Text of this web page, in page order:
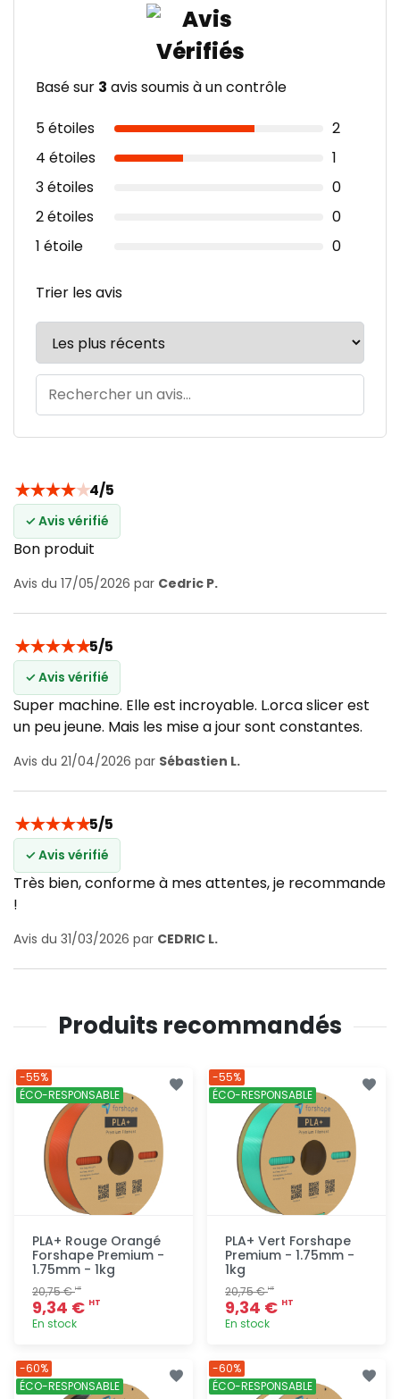
Basé sur 3 avis soumis à un contrôle
5 étoiles
2
4 étoiles
1
3 étoiles
0
2 étoiles
0
1 étoile
0
Trier les avis
★★★★★4/5
✓ Avis vérifié
Bon produit
Avis du 17/05/2026 par Cedric P.
★★★★★5/5
✓ Avis vérifié
Super machine. Elle est incroyable. L.orca slicer est
un peu jeune. Mais les mise a jour sont constantes.
Avis du 21/04/2026 par Sébastien L.
★★★★★5/5
✓ Avis vérifié
Très bien, conforme à mes attentes, je recommande
!
Avis du 31/03/2026 par CEDRIC L.
Produits recommandés
PLA+ Rouge Orangé
Forshape Premium -
1.75mm - 1kg
20,75 €HT
9,34 € HT
En stock
rapide
-55%
ÉCO-RESPONSABLE
PLA+ Vert Forshape
Premium - 1.75mm -
1kg
20,75 €HT
9,34 € HT
En stock
rapide
-55%
ÉCO-RESPONSABLE
-60%
ÉCO-RESPONSABLE
-60%
ÉCO-RESPONSABLE